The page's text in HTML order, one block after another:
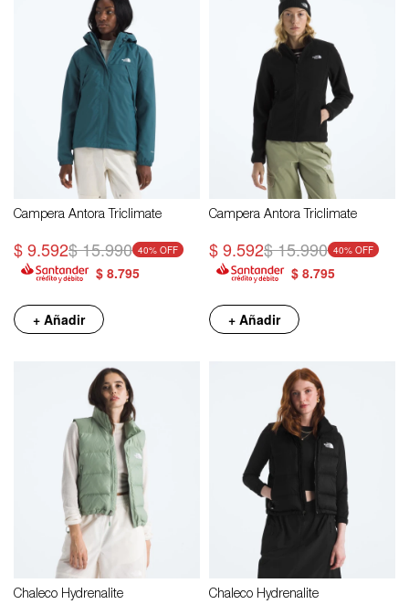
Campera Antora Triclimate
$9.592$15.990 40
$ 8.795
+ Añadir
Campera Antora Triclimate
$9.592$15.990 40
$ 8.795
+ Añadir
Chaleco Hydrenalite Chaleco Hydrenalite